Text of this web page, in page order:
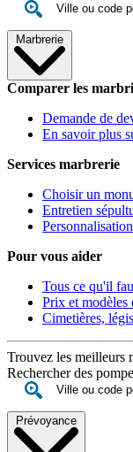
Marbrerie
Comparer les
Demande de
En savoir plus
Services marbrerie
Choisir un
Entretien
Pour vous aider
Tous ce qu'il
Prix et modèles
Cimetières,
Trouvez les meilleurs
Rechercher des
Prévoyance